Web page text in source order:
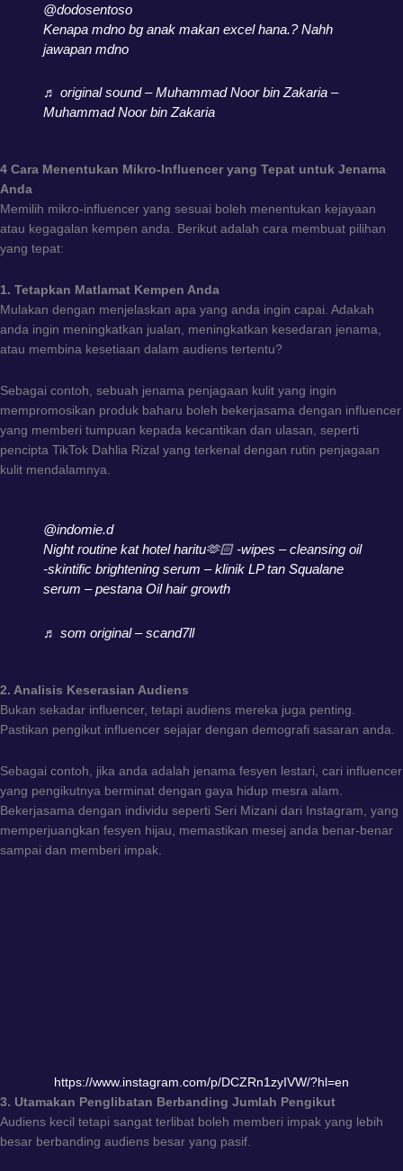
@dodosentoso
Kenapa mdno bg anak makan excel hana.? Nahh
jawapan mdno
♬ original sound – Muhammad Noor bin Zakaria –
Muhammad Noor bin Zakaria
4 Cara Menentukan Mikro-Influencer yang Tepat untuk Jenama
Anda
Memilih mikro-influencer yang sesuai boleh menentukan kejayaan
atau kegagalan kempen anda. Berikut adalah cara membuat pilihan
yang tepat:
1. Tetapkan Matlamat Kempen Anda
Mulakan dengan menjelaskan apa yang anda ingin capai. Adakah
anda ingin meningkatkan jualan, meningkatkan kesedaran jenama,
atau membina kesetiaan dalam audiens tertentu?
Sebagai contoh, sebuah jenama penjagaan kulit yang ingin
mempromosikan produk baharu boleh bekerjasama dengan influencer
yang memberi tumpuan kepada kecantikan dan ulasan, seperti
pencipta TikTok Dahlia Rizal yang terkenal dengan rutin penjagaan
kulit mendalamnya.
@indomie.d
Night routine kat hotel haritu🫶🏻 -wipes – cleansing oil
-skintific brightening serum – klinik LP tan Squalane
serum – pestana Oil hair growth
♬ som original – scand7ll
2. Analisis Keserasian Audiens
Bukan sekadar influencer, tetapi audiens mereka juga penting.
Pastikan pengikut influencer sejajar dengan demografi sasaran anda.
Sebagai contoh, jika anda adalah jenama fesyen lestari, cari influencer
yang pengikutnya berminat dengan gaya hidup mesra alam.
Bekerjasama dengan individu seperti Seri Mizani dari Instagram, yang
memperjuangkan fesyen hijau, memastikan mesej anda benar-benar
sampai dan memberi impak.
https://www.instagram.com/p/DCZRn1zyIVW/?hl=en
3. Utamakan Penglibatan Berbanding Jumlah Pengikut
Audiens kecil tetapi sangat terlibat boleh memberi impak yang lebih
besar berbanding audiens besar yang pasif.